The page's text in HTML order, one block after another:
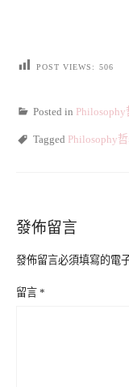
POST VIEWS: 506
Posted in Philosophy
Tagged Philosophy
發佈留言
發佈留言必須填寫的電
留言 *